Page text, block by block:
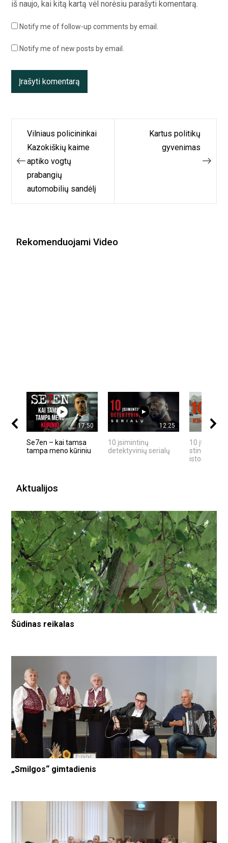
iš naujo, kai kitą kartą vėl norėsiu parašyti komentarą.
Notify me of follow-up comments by email.
Notify me of new posts by email.
Navigacija
tarp
įrašų
Vilniaus policininkai
Kazokiškių kaime
aptiko vogtų
prabangių
automobilių sandėlį
Kartus politikų
gyvenimas
Rekomenduojami Video
17:50
Se7en – kai tamsa
tampa meno kūriniu
12:25
10 įsimintinų
detektyvinių serialų
10 įtemptų,
stingdančių
istorijų
Aktualijos
Šūdinas reikalas
„Smilgos“ gimtadienis